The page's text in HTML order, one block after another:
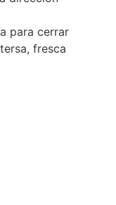
para cerrar
fresca